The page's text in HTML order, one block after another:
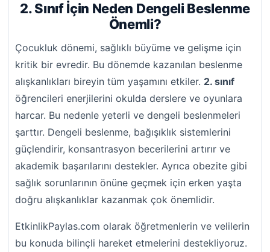
2. Sınıf İçin Neden Dengeli Beslenme
Önemli?
Çocukluk dönemi, sağlıklı büyüme ve gelişme için
kritik bir evredir. Bu dönemde kazanılan beslenme
alışkanlıkları bireyin tüm yaşamını etkiler. 2. sınıf
öğrencileri enerjilerini okulda derslere ve oyunlara
harcar. Bu nedenle yeterli ve dengeli beslenmeleri
şarttır. Dengeli beslenme, bağışıklık sistemlerini
güçlendirir, konsantrasyon becerilerini artırır ve
akademik başarılarını destekler. Ayrıca obezite gibi
sağlık sorunlarının önüne geçmek için erken yaşta
doğru alışkanlıklar kazanmak çok önemlidir.
EtkinlikPaylas.com olarak öğretmenlerin ve velilerin
bu konuda bilinçli hareket etmelerini destekliyoruz.